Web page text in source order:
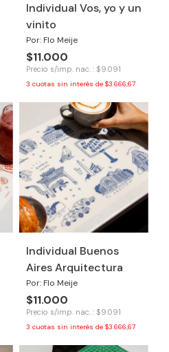
Individual Vos, yo y un
vinito
Por: Flo Meije
$11.000
Precio s/imp. nac. : $9.091
3 cuotas sin interés de $3.666,67
Individual Buenos
Aires Arquitectura
Por: Flo Meije
$11.000
Precio s/imp. nac. : $9.091
3 cuotas sin interés de $3.666,67